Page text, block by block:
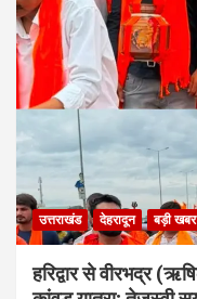
उत्तराखंड देहरादून बड़ी खबर
​हरिद्वार से वीरभद्र